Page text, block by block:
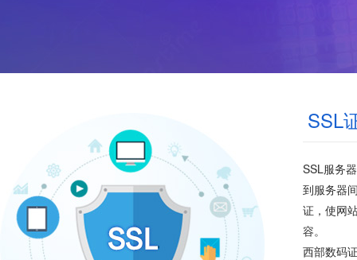
SSL
SSL服务
到服务器
证，使网
容。
西部数码